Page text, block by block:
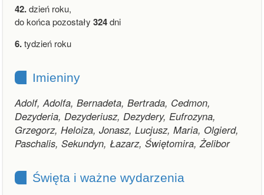
42.dzień roku,
do końca pozostały 324dni
6.tydzień roku
Imieniny
Adolf, Adolfa, Bernadeta, Bertrada, Cedmon,
Dezyderia, Dezyderiusz, Dezydery, Eufrozyna,
Grzegorz, Heloiza, Jonasz, Lucjusz, Maria, Olgierd,
Paschalis, Sekundyn, Łazarz, Świętomira, Żelibor
Święta i ważne wydarzenia